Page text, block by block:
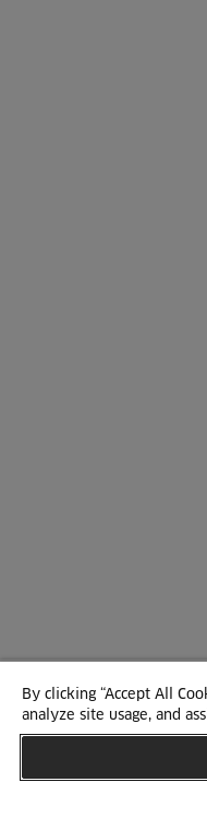
By clicking “Accept All
analyze site usage, and